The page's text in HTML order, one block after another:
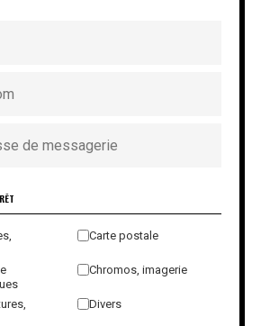
Carte postale
Chromos, imagerie
Divers